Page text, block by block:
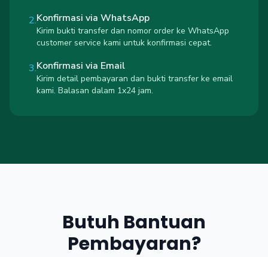
2.Konfirmasi via WhatsApp
Kirim bukti transfer dan nomor order ke WhatsApp
customer service kami untuk konfirmasi cepat.
3.Konfirmasi via Email
Kirim detail pembayaran dan bukti transfer ke email
kami. Balasan dalam 1x24 jam.
Butuh Bantuan
Pembayaran?